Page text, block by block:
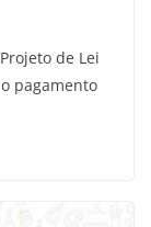
de Lei
pagamento